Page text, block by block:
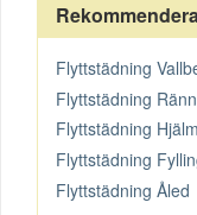
Flyttstädning
Flyttstädning
Flyttstädning Hjälm
Flyttstädning
Flyttstädning Åled